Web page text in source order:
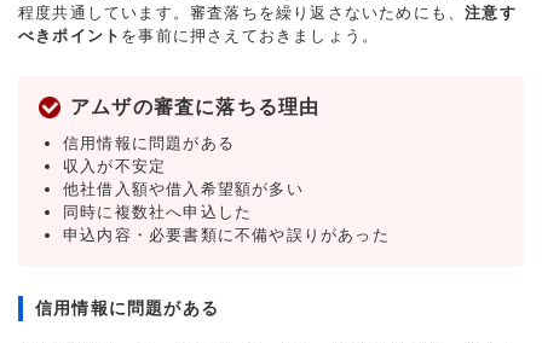
程度共通しています。審査落ちを繰り返さないためにも、注意す
べきポイント を事前に押さえておきましょう。
アムザの審査に落ちる理由
信用情報に問題がある
収入が不安定
他社借入額や借入希望額が多い
同時に複数社へ申込した
申込内容・必要書類に不備や誤りがあった
信用情報に問題がある